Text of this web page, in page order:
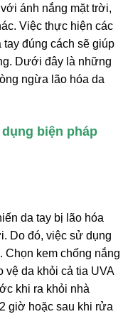
ánh nắng mặt trời,
Việc thực hiện các
đúng cách sẽ giúp
Dưới đây là những
ngừa lão hóa da
biện pháp
da tay bị lão hóa
Do đó, việc sử dụng
Chọn kem chống nắng
vệ da khỏi cả tia UVA
khi ra khỏi nhà
giờ hoặc sau khi rửa